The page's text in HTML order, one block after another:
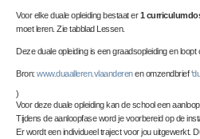
Voor elke duale opleiding bestaat er1
moet leren. Zie tabblad Lessen.
Deze duale opleiding is een graadsopleiding en loopt
Bron: www.duaalleren.vlaanderenen omzendbrief ‘
)
Voor deze duale opleiding kan de school een
Tijdens de aanloopfase word je voorbereid op de
Er wordt een individueel traject voor jou uitgewerkt.